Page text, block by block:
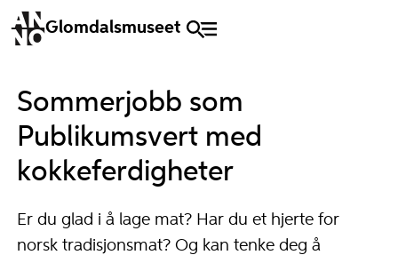
Glomdalsmuseet
Sommerjobb som
Publikumsvert med
kokkeferdigheter
Er du glad i å lage mat? Har du et hjerte for
norsk tradisjonsmat? Og kan tenke deg å